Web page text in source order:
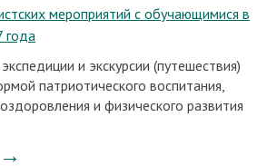
мероприятий с обучающимися в
года
и экскурсии (путешествия)
патриотического воспитания,
и физического развития